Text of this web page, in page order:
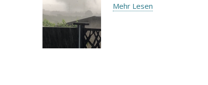
Mehr Lesen